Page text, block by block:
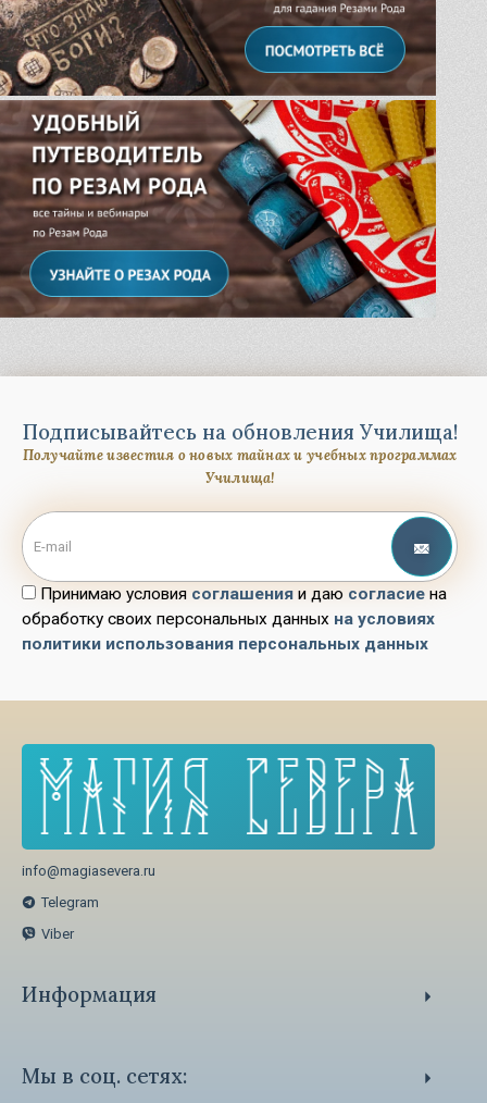
Подписывайтесь на обновления Училища!
Получайте известия о новых тайнах и учебных программах
Училища!
Принимаю условия соглашения и даю согласие на
обработку своих персональных данных на условиях
политики использования персональных данных
info@magiasevera.ru
Telegram
Viber
Информация
Политика обработки персональных данных
Мы в соц. сетях: